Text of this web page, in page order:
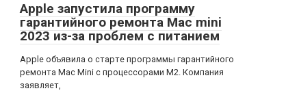
Apple запустила программу
гарантийного ремонта Mac mini
2023 из-за проблем с питанием
Apple объявила о старте программы гарантийного
ремонта Mac Mini с процессорами M2. Компания
заявляет,